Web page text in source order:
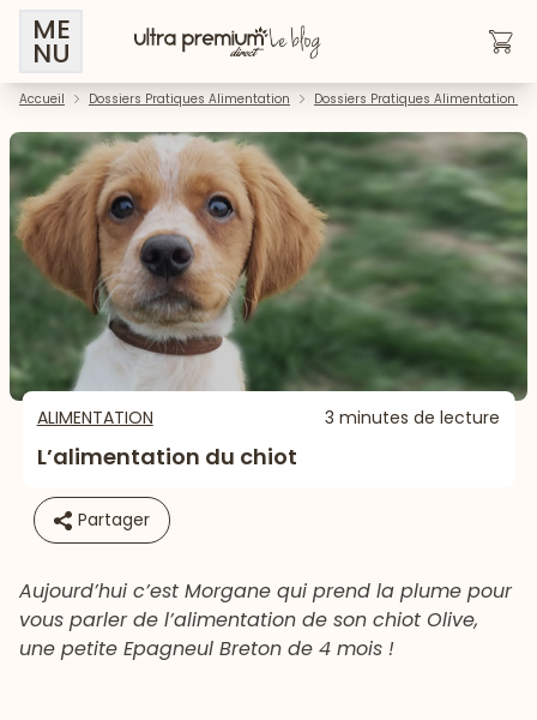
ME
NU
Accueil Dossiers Pratiques Alimentation Dossiers Pratiques Alimentation -
ALIMENTATION 3 minutes de lecture
L’alimentation du chiot
Partager
Aujourd’hui c’est Morgane qui prend la plume pour
vous parler de l’alimentation de son chiot Olive,
une petite Epagneul Breton de 4 mois !